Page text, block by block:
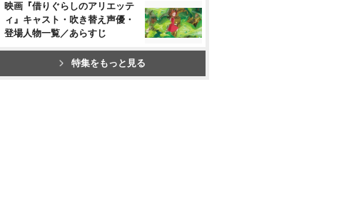
映画『借りぐらしのアリエッテ
ィ』キャスト・吹き替え声優・
登場人物一覧／あらすじ
特集をもっと見る